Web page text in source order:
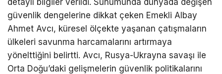
güvenlik dengelerine dikkat çeken Emekli Albay
Ahmet Avcı, küresel ölçekte yaşanan çatışmaların
ülkeleri savunma harcamalarını artırmaya
yönelttiğini belirtti. Avcı, Rusya-Ukrayna savaşı ile
Orta Doğu’daki gelişmelerin güvenlik politikalarını